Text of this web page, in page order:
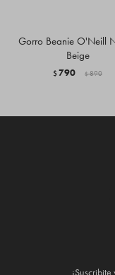
Gorro Beanie O'Neill
Beige
$790 $ 890